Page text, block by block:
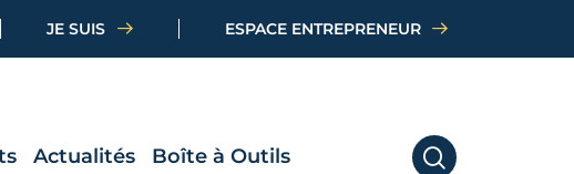
JE SUIS ESPACE ENTREPRENEUR
RECHERCHER
Actualités Boîte à Outils